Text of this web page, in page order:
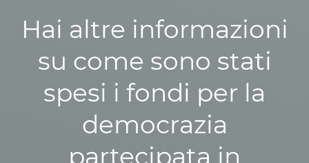
Hai altre informazioni
su come sono stati
spesi i fondi per la
democrazia
partecipata in